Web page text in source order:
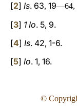
[2] Is. 63, 19―64,
[3] 1 Io. 5, 9.
[4] Is. 42, 1-6.
[5] Io. 1, 16.
©